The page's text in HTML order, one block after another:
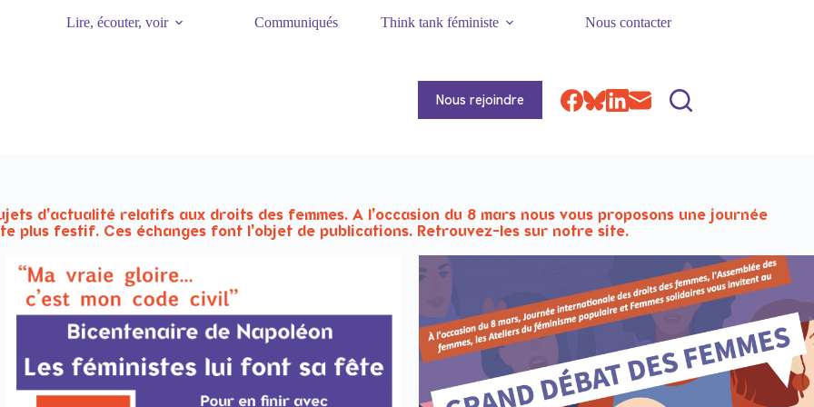
Lire, écouter, voir Communiqués Think tank féministe Nous contacter
Nous rejoindre
d’actualité relatifs aux droits des femmes. A l’occasion du 8 mars nous vous proposons une journée
plus festif. Ces échanges font l’objet de publications. Retrouvez-les sur notre site.